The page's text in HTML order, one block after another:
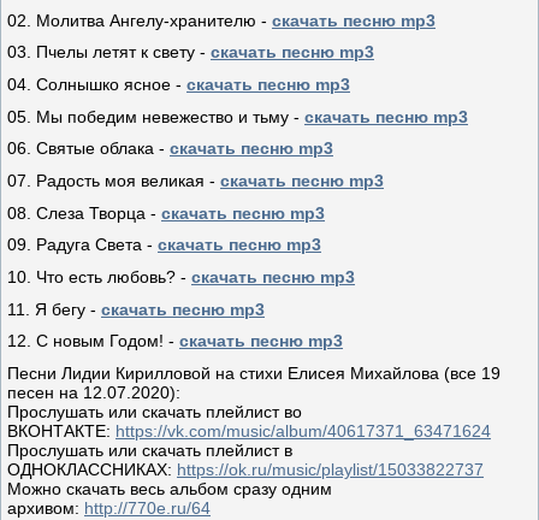
02. Молитва Ангелу-хранителю - скачать песню mp3
03. Пчелы летят к свету - скачать песню mp3
04. Солнышко ясное - скачать песню mp3
05. Мы победим невежество и тьму - скачать песню mp3
06. Святые облака - скачать песню mp3
07. Радость моя великая - скачать песню mp3
08. Слеза Творца - скачать песню mp3
09. Радуга Света - скачать песню mp3
10. Что есть любовь? - скачать песню mp3
11. Я бегу - скачать песню mp3
12. С новым Годом! - скачать песню mp3
Песни Лидии Кирилловой на стихи Елисея Михайлова (все 19
песен на 12.07.2020):
Прослушать или скачать плейлист во
ВКОНТАКТЕ: https://vk.com/music/album/40617371_63471624
Прослушать или скачать плейлист в
ОДНОКЛАССНИКАХ: https://ok.ru/music/playlist/15033822737
Можно скачать весь альбом сразу одним
архивом: http://770e.ru/64